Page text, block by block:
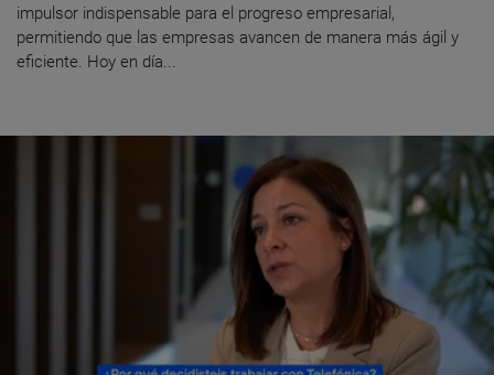
impulsor indispensable para el progreso empresarial,
permitiendo que las empresas avancen de manera más ágil y
eficiente. Hoy en día...